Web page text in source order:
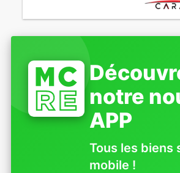
notre
APP
Tous les biens
mobile !